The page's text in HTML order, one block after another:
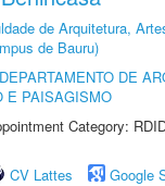
de Arquitetura,
de Bauru)
DEPARTAMENTO DE
E PAISAGISMO
Category:
CV Lattes
Google